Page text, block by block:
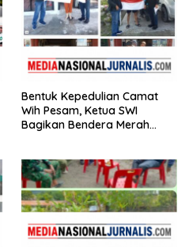
Bentuk Kepedulian Camat
Wih Pesam, Ketua SWI
Bagikan Bendera Merah